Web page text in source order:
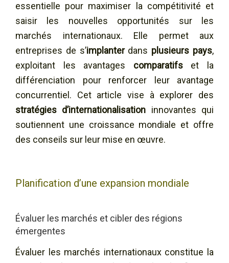
essentielle pour maximiser la compétitivité et
saisir les nouvelles opportunités sur les
marchés internationaux. Elle permet aux
entreprises de s’implanterdans plusieurs pays,
exploitant les avantages comparatifset la
différenciation pour renforcer leur avantage
concurrentiel. Cet article vise à explorer des
stratégies d’internationalisation innovantes qui
soutiennent une croissance mondiale et offre
des conseils sur leur mise en œuvre.
Planification d’une expansion mondiale
Évaluer les marchés et cibler des régions
émergentes
Évaluer les marchés internationaux constitue la